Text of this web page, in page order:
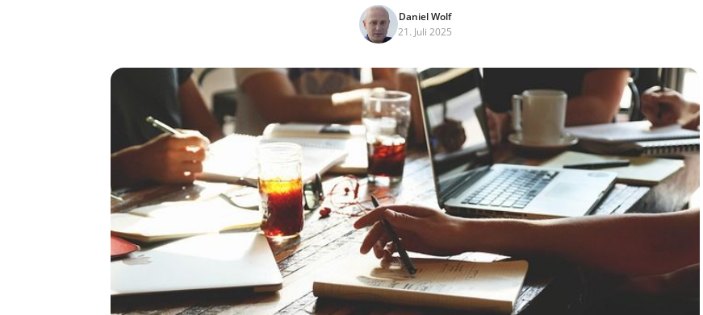
Daniel Wolf
21. Juli 2025